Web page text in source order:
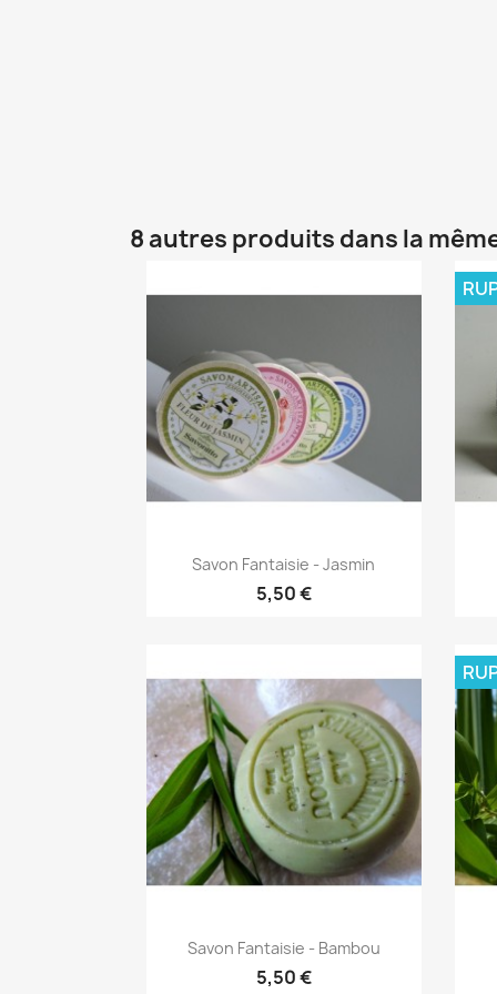
8 autres produits dans la
Aperçu rapide
Savon Fantaisie - Jasmin
5,50 €
 Aperçu rapide
Savon Fantaisie - Bambou
5,50 €